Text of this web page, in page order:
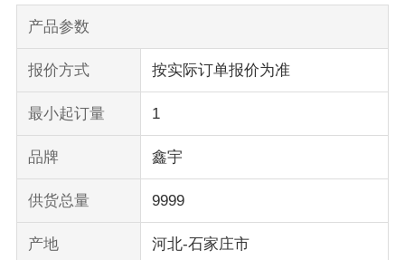
产品参数
报价方式 按实际订单报价为准
最小起订量 1
品牌 鑫宇
供货总量 9999
产地 河北-石家庄市